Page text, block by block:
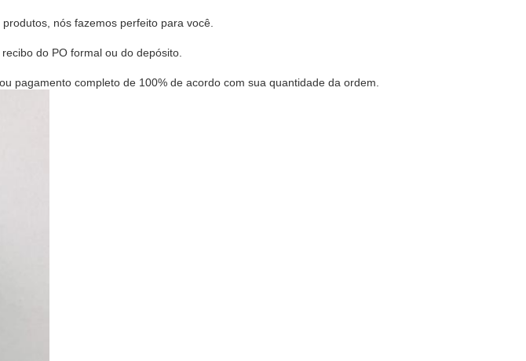
nós fazemos perfeito para você.
do PO formal ou do depósito.
pagamento completo de 100% de acordo com sua quantidade da ordem.